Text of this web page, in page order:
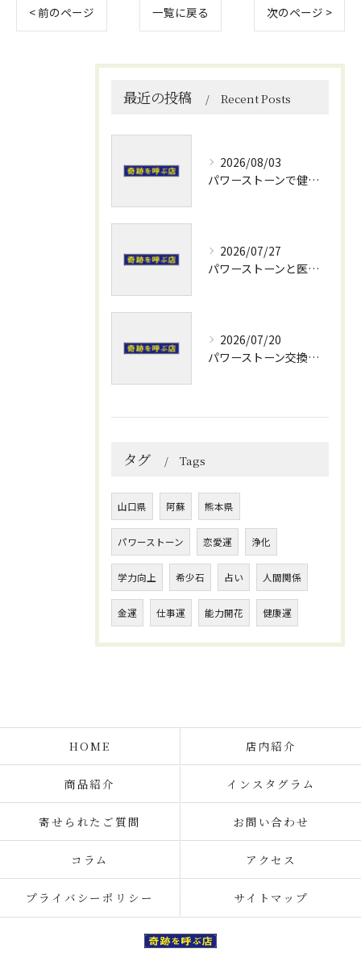
< 前のページ 一覧に戻る 次のページ >
最近の投稿 Recent Posts
2026/08/03
パワーストーンで健康運を高める石選びと日常使いの実践ポイント
2026/07/27
パワーストーンと医療の力で熊本県阿蘇郡小国町水俣市の奇跡と開運を体感する旅
2026/07/20
パワーストーン交換会で安心のブレスレット修理と運気アップのメンテナンス術
タグ Tags
山口県 阿蘇 熊本県
パワーストーン 恋愛運 浄化
学力向上 希少石 占い 人間関係
金運 仕事運 能力開花 健康運
HOME 店内紹介
商品紹介 インスタグラム
寄せられたご質問 お問い合わせ
コラム アクセス
プライバシーポリシー サイトマップ